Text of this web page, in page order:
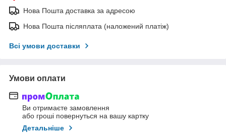
Нова Пошта доставка за адресою
Нова Пошта післяплата (наложений платіж)
Всі умови доставки
Умови оплати
Ви отримаєте замовлення
або гроші повернуться на вашу картку
Детальніше